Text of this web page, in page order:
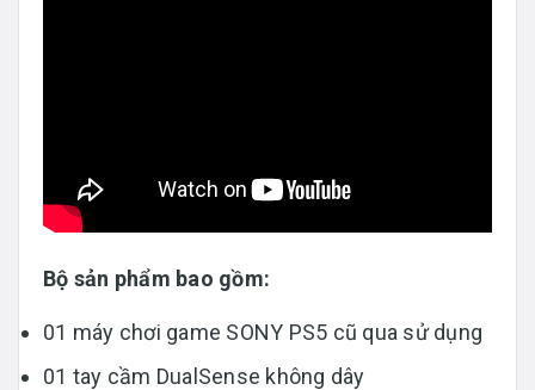
Bộ sản phẩm bao gồm:
01 máy chơi game SONY PS5 cũ qua sử dụng
01 tay cầm DualSense không dây